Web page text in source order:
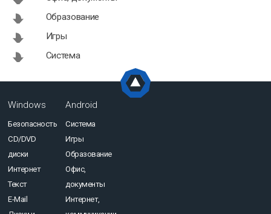
Образование
Игры
Система
Windows
Безопасность
CD/DVD
диски
Интернет
Текст
E-Mail
Android
Система
Игры
Образование
Офис,
документы
Интернет,